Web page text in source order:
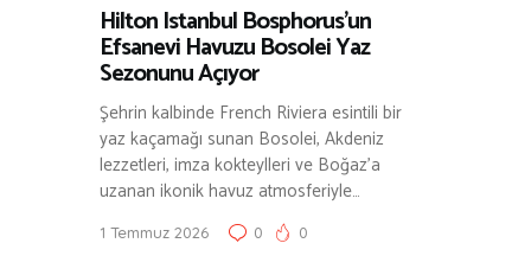
Hilton Istanbul Bosphorus’un
Efsanevi Havuzu Bosolei Yaz
Sezonunu Açıyor
Şehrin kalbinde French Riviera esintili bir
yaz kaçamağı sunan Bosolei, Akdeniz
lezzetleri, imza kokteylleri ve Boğaz’a
uzanan ikonik havuz atmosferiyle…
1 Temmuz 2026 0 0